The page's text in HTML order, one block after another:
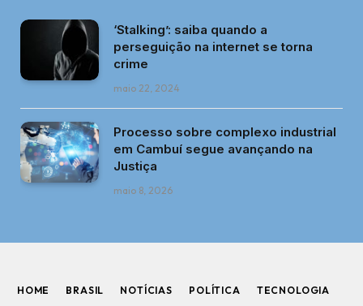
‘Stalking’: saiba quando a
perseguição na internet se torna
crime
maio 22, 2024
Processo sobre complexo industrial
em Cambuí segue avançando na
Justiça
maio 8, 2026
HOME BRASIL NOTÍCIAS POLÍTICA TECNOLOGIA